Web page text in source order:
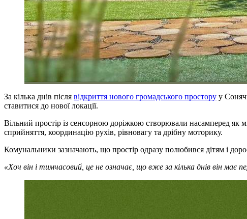
За кілька днів після відкриття нового громадського простору у
ставитися до нової локації.
Вільний простір із сенсорною доріжкою створювали насамперед як
сприйняття, координацію рухів, рівновагу та дрібну моторику.
Комунальники зазначають, що простір одразу полюбився дітям і
«Хоч він і тимчасовий, це не означає, що вже за кілька днів він має